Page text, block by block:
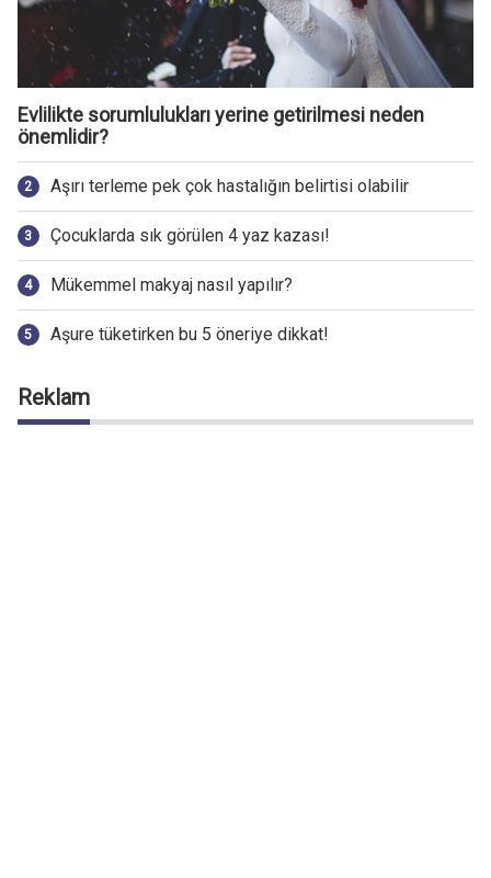
Evlilikte sorumlulukları yerine getirilmesi neden
önemlidir?
Aşırı terleme pek çok hastalığın belirtisi olabilir
Çocuklarda sık görülen 4 yaz kazası!
Mükemmel makyaj nasıl yapılır?
Aşure tüketirken bu 5 öneriye dikkat!
Reklam